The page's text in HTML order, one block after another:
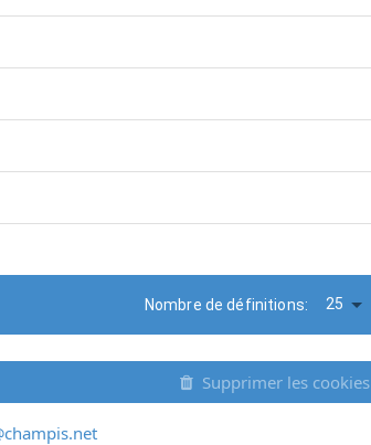
Nombre de définitions: 25
Supprimer les cookies